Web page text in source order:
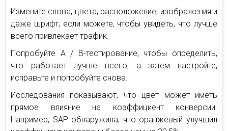
Измените слова, цвета, расположение, изображения и
даже шрифт, если можете, чтобы увидеть, что лучше
всего привлекает трафик.
Попробуйте A / B-тестирование, чтобы определить,
что работает лучше всего, а затем настройте,
исправьте и попробуйте снова.
Исследования показывают, что цвет может иметь
прямое влияние на коэффициент конверсии.
Например, SAP обнаружила, что оранжевый улучшил